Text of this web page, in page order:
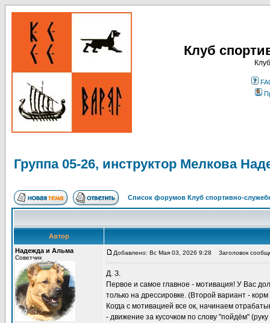
Клуб
Группа 05-26, инструктор Мелкова
Список форумов Клуб спортивно-
Автор
Надежда и Альма
Советчик
Добавлено: Вс Мая 03, 2026 9:28 Заголовок
Д. З.
Первое и самое главное - мотивация! У Вас
только на дрессировке. (Второй вариант -
Когда с мотивацией все ок, начинаем
- движение за кусочком по слову "пойдём"